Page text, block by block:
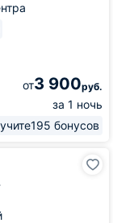
от3 900руб.
за 1 ночь
195 бонусов